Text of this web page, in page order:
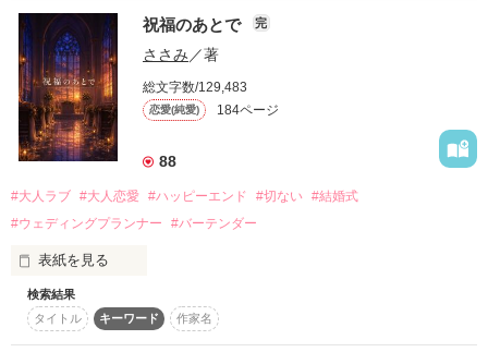
*o○*o○*o･｡☆｡･o*○o*○o*
結婚に消極的な女の、
苦甘“婚活”ストーリー。
＊Date＊
2014,01,22≫執筆完了
《楓 〜ひとつの恋の話〜》
◆Berry's Cafe限定◆
二十八歳、独身、片想い中
この想いは実ることはないと思っていた
祝福のあとで 完
ささみ ／著
総文字数/129,483
恋愛(純愛) 184ページ
88
#大人ラブ #大人恋愛 #ハッピーエンド #切ない #結婚式
#ウェディングプランナー
#バーテンダー
表紙を見る
祝福する二人から、祝福される二人へ——。
結婚に夢を見れなくなったウェディングプランナー
検索結果
タイトル
キーワード 作家名